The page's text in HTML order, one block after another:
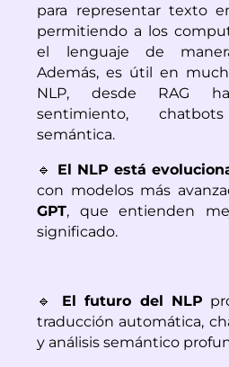
para representar texto
permitiendo a los
el lenguaje de
Además, es útil en
NLP, desde RAG
sentimiento,
semántica.
🔹 El NLP está
con modelos más
GPT, que entienden
significado.
🔹 El futuro del NLP
traducción automática,
y análisis semántico